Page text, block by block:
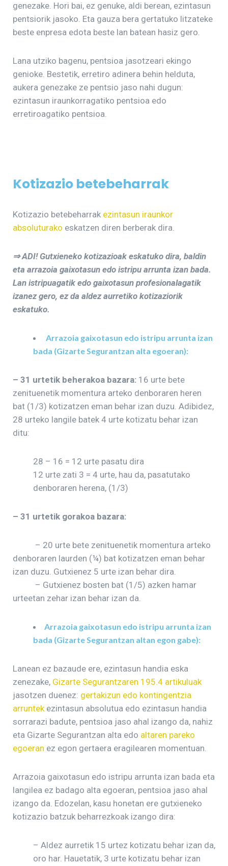
genezake. Hori bai, ez genuke, aldi berean, ezintasun
pentsiorik jasoko. Eta gauza bera gertatuko litzateke
beste enpresa edota beste lan batean hasiz gero.
Lana utziko bagenu, pentsioa jasotzeari ekingo
genioke. Bestetik, erretiro adinera behin helduta,
aukera genezake ze pentsio jaso nahi dugun:
ezintasun iraunkorragatiko pentsioa edo
erretiroagatiko pentsioa.
Kotizazio betebeharrak
Kotizazio betebeharrak ezintasun iraunkor
absoluturako eskatzen diren berberak dira.
⇒ ADI! Gutxieneko kotizazioak eskatuko dira, baldin
eta arrazoia gaixotasun edo istripu arrunta izan bada.
Lan istripuagatik edo gaixotasun profesionalagatik
izanez gero, ez da aldez aurretiko kotizaziorik
eskatuko.
Arrazoia gaixotasun edo istripu arrunta izan
bada (Gizarte Segurantzan alta egoeran):
– 31 urtetik beherakoa bazara: 16 urte bete
zenituenetik momentura arteko denboraren heren
bat (1/3) kotizatzen eman behar izan duzu. Adibidez,
28 urteko langile batek 4 urte kotizatu behar izan
ditu:
28 – 16 = 12 urte pasatu dira
12 urte zati 3 = 4 urte, hau da, pasatutako
denboraren herena, (1/3)
– 31 urtetik gorakoa bazara:
– 20 urte bete zenituenetik momentura arteko
denboraren laurden (¼) bat kotizatzen eman behar
izan duzu. Gutxienez 5 urte izan behar dira.
– Gutxienez bosten bat (1/5) azken hamar
urteetan zehar izan behar izan da.
Arrazoia gaixotasun edo istripu arrunta izan
bada (Gizarte Segurantzan altan egon gabe):
Lanean ez bazaude ere, ezintasun handia eska
zenezake, Gizarte Segurantzaren 195.4 artikuluak
jasotzen duenez: gertakizun edo kontingentzia
arruntekezintasun absolutua edo ezintasun handia
sorrarazi badute, pentsioa jaso ahal izango da, nahiz
eta Gizarte Segurantzan alta edo altaren pareko
egoeran ez egon gertaera eragilearen momentuan.
Arrazoia gaixotasun edo istripu arrunta izan bada eta
langilea ez badago alta egoeran, pentsioa jaso ahal
izango da. Edozelan, kasu honetan ere gutxieneko
kotizazio batzuk beharrezkoak izango dira:
– Aldez aurretik 15 urtez kotizatu behar izan da,
oro har. Hauetatik, 3 urte kotizatu behar izan